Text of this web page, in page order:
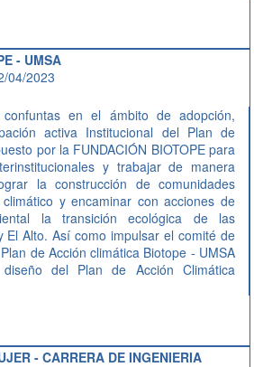
- UMSA
04/2023
confuntas en el ámbito de adopción,
activa Institucional del Plan de
por la FUNDACIÓN BIOTOPE para
y trabajar de manera
la construcción de comunidades
y encaminar con acciones de
la transición ecológica de las
El Alto. Así como impulsar el comité de
de Acción climática Biotope - UMSA
del Plan de Acción Climática
- CARRERA DE INGENIERIA